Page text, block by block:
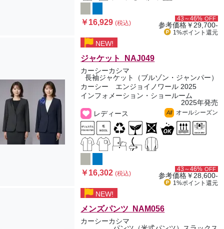
￥16,929(税込)
43～46% OFF
参考価格￥29,700-
1%ポイント 還元
NEW!
ジャケット NAJ049
カーシーカシマ
長袖ジャケット（ブルゾン・ジャンパー）
カーシー エンジョイノワール 2025
インフォメーション・ショールーム
2025年発売
レディース
All オールシーズン
￥16,302(税込)
43～46% OFF
参考価格￥28,600-
1%ポイント 還元
NEW!
メンズパンツ NAM056
カーシーカシマ